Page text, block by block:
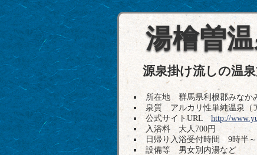
湯檜曽
源泉掛け流しの温
所在地 群馬県利根郡みなか
泉質 アルカリ性単純温泉（
公式サイトURL http://
入浴料 大人700円
日帰り入浴受付時間 9時半
設備等 男女別内湯など